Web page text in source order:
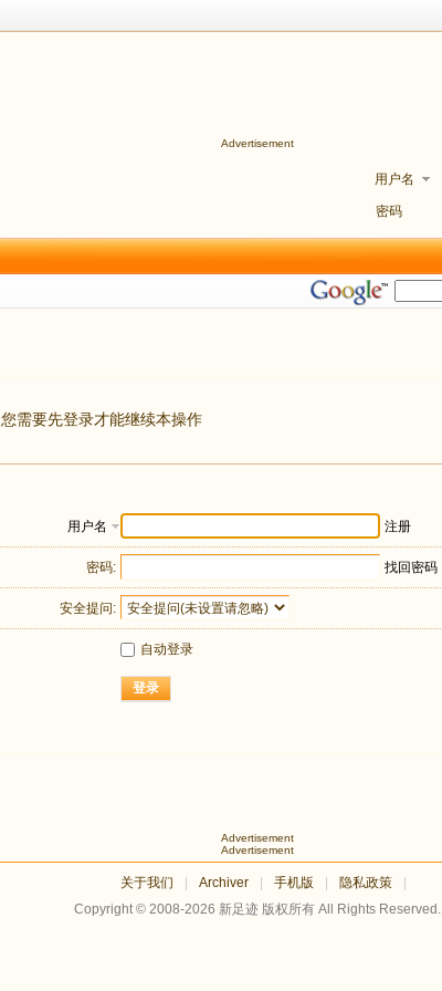
Advertisement
用户名
密码
您需要先登录才能继续本操作
用户名 注册
密码: 找回密码
安全提问:
自动登录
登录
Advertisement
Advertisement
关于我们 Archiver 手机版 隐私政策
Copyright © 2008-2026 新足迹 版权所有 All Rights Reserved.